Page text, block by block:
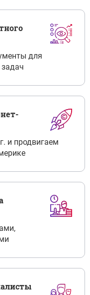
для
и продвигаем